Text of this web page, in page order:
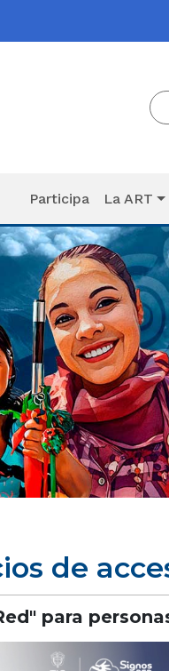
Participa La ART
de
para